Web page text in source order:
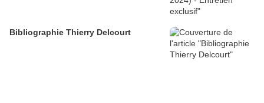
Bibliographie Thierry Delcourt